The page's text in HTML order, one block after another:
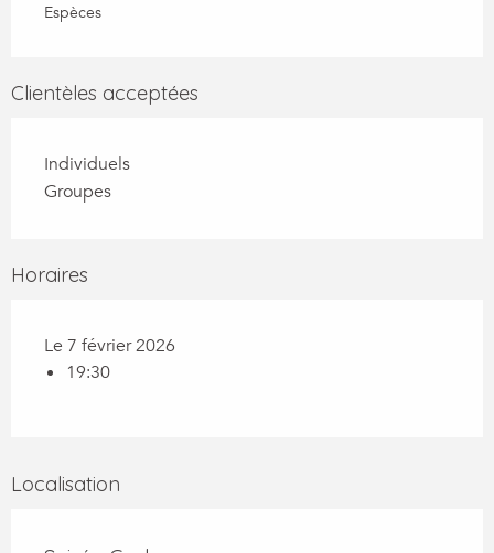
Espèces
Clientèles acceptées
Individuels
Groupes
Horaires
Le 7 février 2026
19:30
Localisation